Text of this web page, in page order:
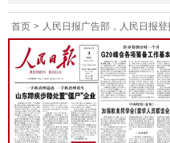
楚雄州交通运输局关于
北京晚报股东大会通知
中国商报股东会通知登
中国改革报资产处置公
北京青年报卫生行政处
北京日报卫生行政处罚
首页 > 人民日报广告部，人民日报